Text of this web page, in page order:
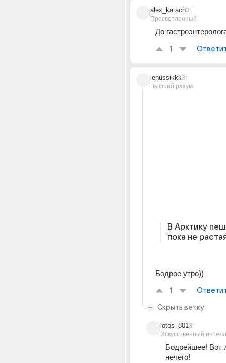
alex_karach
Просветленный
3г
До
1
lenussikkk
Высший разум
3г
В Арктику
пока не
Бодрое утро))
1
Скрыть ветку
lotos_801
Искусственный
3г
Бодрейшее! Вот
нечего!